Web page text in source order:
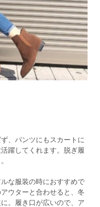
、パンツにもスカートに
躍してくれます。脱ぎ履
な服装の時におすすめで
ウターと合わせると、冬
。履き口が広いので、ア